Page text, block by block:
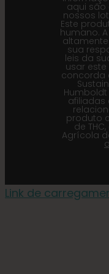
aqui são
nossos
Este
humano.
sua
leis da
usar
concorda
afiliadas
produto
de
Agrícola
Link de